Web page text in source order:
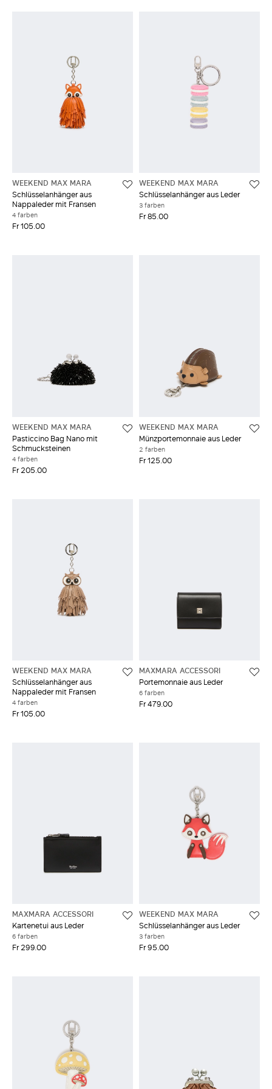
WEEKEND MAX MARA
Schlüsselanhänger aus
Nappaleder mit Fransen
4 farben
Fr 105.00
WEEKEND MAX MARA
Schlüsselanhänger aus Leder
3 farben
Fr 85.00
WEEKEND MAX MARA
Pasticcino Bag Nano mit
Schmucksteinen
4 farben
Fr 205.00
WEEKEND MAX MARA
Münzportemonnaie aus Leder
2 farben
Fr 125.00
WEEKEND MAX MARA
Schlüsselanhänger aus
Nappaleder mit Fransen
4 farben
Fr 105.00
MAXMARA ACCESSORI
Portemonnaie aus Leder
6 farben
Fr 479.00
MAXMARA ACCESSORI
Kartenetui aus Leder
6 farben
Fr 299.00
WEEKEND MAX MARA
Schlüsselanhänger aus Leder
3 farben
Fr 95.00